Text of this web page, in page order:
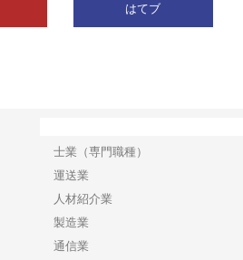
はてブ
士業（専門職種）
運送業
人材紹介業
製造業
通信業